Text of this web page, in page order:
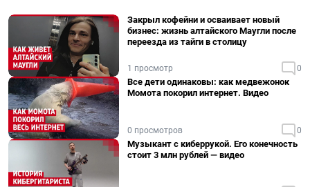
Закрыл кофейни и осваивает новый
бизнес: жизнь алтайского Маугли после
переезда из тайги в столицу
1 просмотр 0
Все дети одинаковы: как медвежонок
Момота покорил интернет. Видео
0 просмотров 0
Музыкант с киберрукой. Его конечность
стоит 3 млн рублей — видео